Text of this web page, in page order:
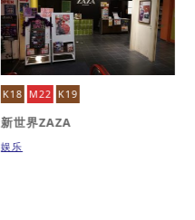
K18 M22 K19
新世界ZAZA
娱乐